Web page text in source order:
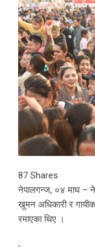
87 Shares
नेपालगन्ज, ०४ माघ –
खुमन अधिकारी र
रमाएका थिए ।